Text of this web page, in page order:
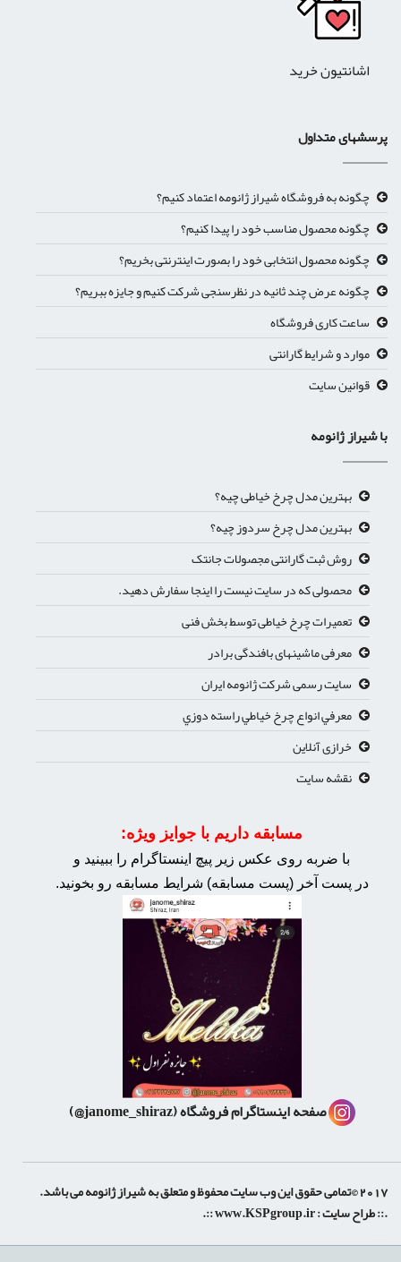
اشانتیون خرید
پرسشهای متداول
چگونه به فروشگاه شیراز ژانومه اعتماد کنیم؟
چگونه محصول مناسب خود را پیدا کنیم؟
چگونه محصول انتخابی خود را بصورت اینترنتی بخریم؟
چگونه عرض چند ثانیه در نظرسنجی شرکت کنیم و جایزه ببریم؟
ساعت کاری فروشگاه
موارد و شرایط گارانتی
قوانین سایت
با شیراز ژانومه
بهترین مدل چرخ خیاطی چیه؟
بهترین مدل چرخ سردوز چیه؟
روش ثبت گارانتی مجصولات جانتک
محصولی که در سایت نیست را اینجا سفارش دهید.
تعمیرات چرخ خیاطی توسط بخش فنی
معرفی ماشینهای بافندگی برادر
سایت رسمی شرکت ژانومه ایران
معرفي انواع چرخ خياطي راسته دوزي
خرازی آنلاین
نقشه سایت
مسابقه داریم با جوایز ویژه:
با ضربه روی عکس زیر پیچ اینستاگرام را ببینید و
در پست آخر (پست مسابقه) شرایط مسابقه رو بخونید.
صفحه اینستاگرام فروشگاه(janome_shiraz@)
2017 ©تمامی حقوق این وب سایت محفوظ و متعلق به شیراز ژانومه می باشد.
.:: طراح سایت :www.KSPgroup.ir
::.